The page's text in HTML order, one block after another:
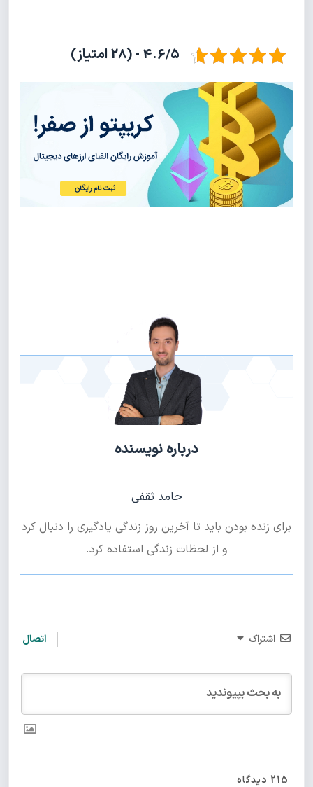
4.6/5 - (28 امتیاز)
درباره نویسنده
حامد ثقفی
برای زنده بودن باید تا آخرین روز زندگی یادگیری را دنبال کرد
و از لحظات زندگی استفاده کرد.
اشتراک اتصال
215 دیدگاه